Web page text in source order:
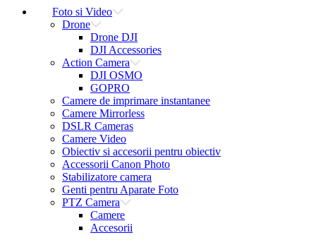
Foto si Video
Drone
Drone DJI
DJI Accessories
Action Camera
DJI OSMO
GOPRO
Camere de imprimare instantanee
Camere Mirrorless
DSLR Cameras
Camere Video
Obiectiv si accesorii pentru obiectiv
Accessorii Canon Photo
Stabilizatore camera
Genti pentru Aparate Foto
PTZ Camera
Camere
Accesorii